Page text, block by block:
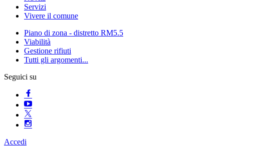
Servizi
Vivere il comune
Piano di zona - distretto RM5.5
Viabilità
Gestione rifiuti
Tutti gli argomenti...
Seguici su
Accedi